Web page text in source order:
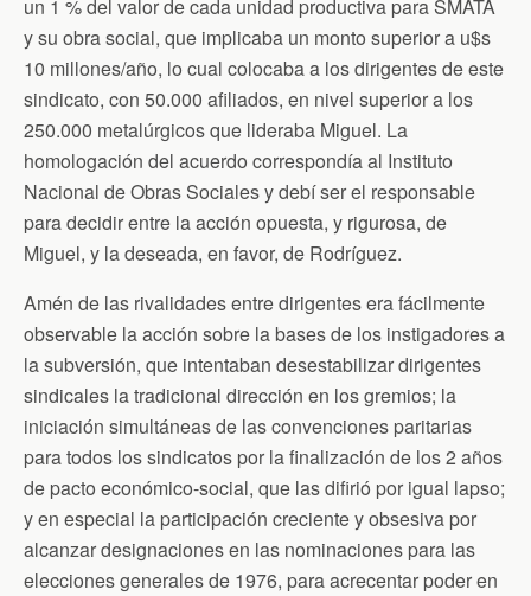
un 1 % del valor de cada unidad productiva para SMATA
y su obra social, que implicaba un monto superior a u$s
10 millones/año, lo cual colocaba a los dirigentes de este
sindicato, con 50.000 afiliados, en nivel superior a los
250.000 metalúrgicos que lideraba Miguel. La
homologación del acuerdo correspondía al Instituto
Nacional de Obras Sociales y debí ser el responsable
para decidir entre la acción opuesta, y rigurosa, de
Miguel, y la deseada, en favor, de Rodríguez.
Amén de las rivalidades entre dirigentes era fácilmente
observable la acción sobre la bases de los instigadores a
la subversión, que intentaban desestabilizar dirigentes
sindicales la tradicional dirección en los gremios; la
iniciación simultáneas de las convenciones paritarias
para todos los sindicatos por la finalización de los 2 años
de pacto económico-social, que las difirió por igual lapso;
y en especial la participación creciente y obsesiva por
alcanzar designaciones en las nominaciones para las
elecciones generales de 1976, para acrecentar poder en